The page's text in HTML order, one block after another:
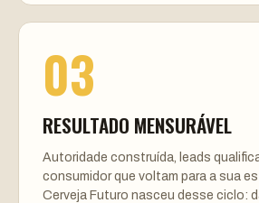
03
RESULTADO MENSURÁVEL
Autoridade construída, leads
consumidor que voltam para a sua
Cerveja Futuro nasceu desse ciclo: